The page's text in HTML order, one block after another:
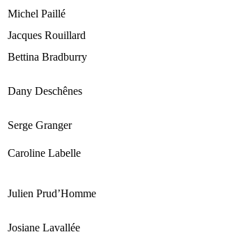
Michel Paillé
Jacques Rouillard
Bettina Bradburry
Dany Deschênes
Serge Granger
Caroline Labelle
Julien Prud’Homme
Josiane Lavallée